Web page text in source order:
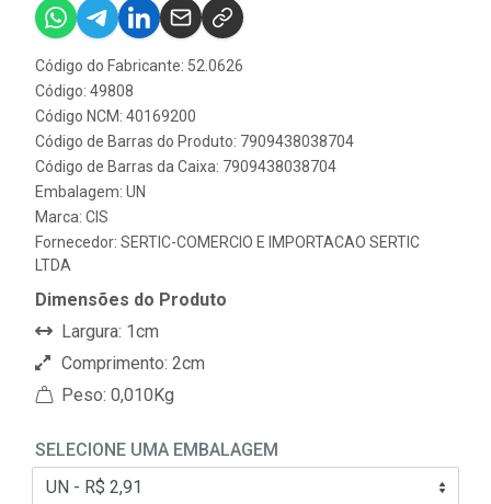
Código do Fabricante: 52.0626
Código: 49808
Código NCM: 40169200
Código de Barras do Produto: 7909438038704
Código de Barras da Caixa: 7909438038704
Embalagem: UN
Marca: CIS
Fornecedor: SERTIC-COMERCIO E IMPORTACAO SERTIC
LTDA
Dimensões do Produto
Largura: 1cm
Comprimento: 2cm
Peso: 0,010Kg
SELECIONE UMA EMBALAGEM